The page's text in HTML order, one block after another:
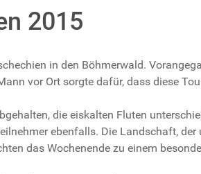
2015
in den Böhmerwald.
vor Ort sorgte dafür, dass diese
die eiskalten Fluten
ebenfalls. Die Landschaft,
das Wochenende zu einem